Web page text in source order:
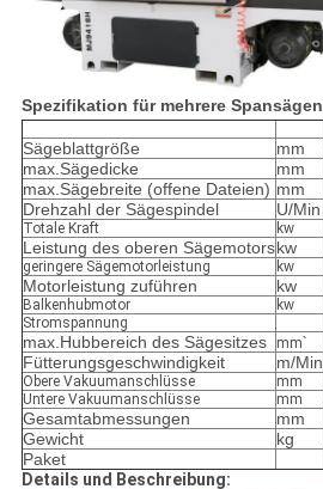
Spezifikation für mehrere Spansägen
Sägeblattgröße mm
max.Sägedicke mm
max.Sägebreite (offene Dateien) mm
Drehzahl der Sägespindel U/Min
Totale Kraft
kw
Leistung des oberen Sägemotorskw
geringere Sägemotorleistung
kw
Motorleistung zuführen kw
Balkenhubmotor
kw
Stromspannung
max.Hubbereich des Sägesitzes mm`
Fütterungsgeschwindigkeit m/Min
Obere Vakuumanschlüsse
mm
Untere Vakuumanschlüsse
mm
Gesamtabmessungen mm
Gewicht kg
Paket
Details und Beschreibung: